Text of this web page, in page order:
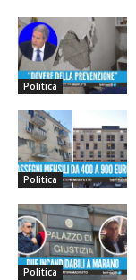
Politica
Politica
Politica